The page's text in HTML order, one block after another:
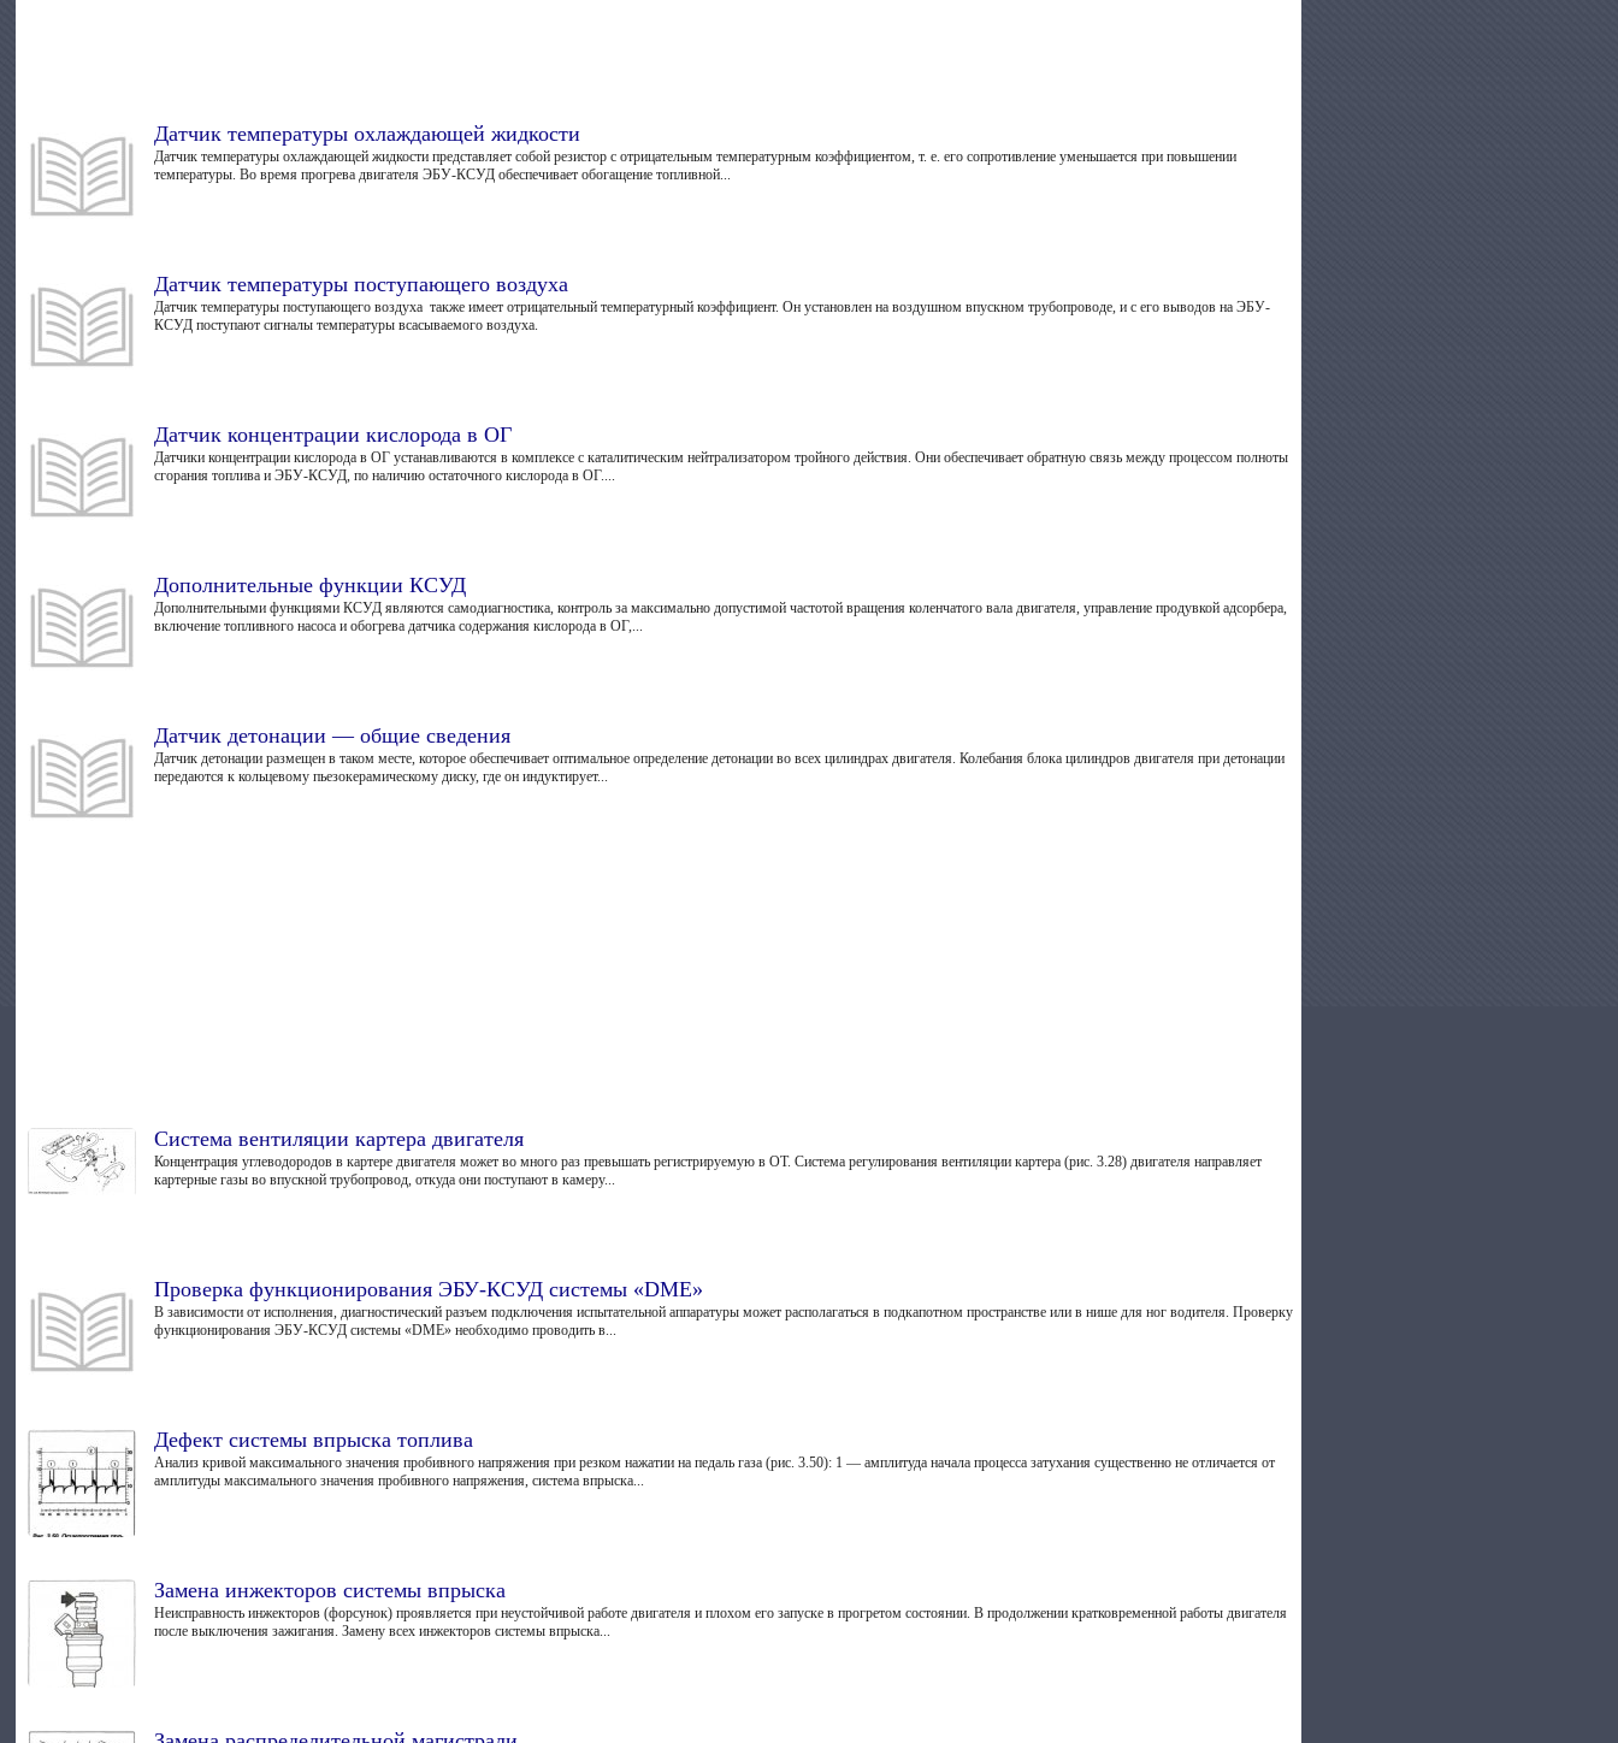
Датчик температуры охлаждающей жидкости
Датчик температуры охлаждающей жидкости представляет собой рези­стор с отрицательным температурным коэффициентом, т. е. его сопротивле­ние уменьшается при повышении
температуры. Во время прогрева двигателя ЭБУ-КСУД обеспечивает обогащение топ­ливной...
Датчик температуры поступающего воздуха
Датчик температуры поступающего воздуха также имеет отрицательный температурный коэффициент. Он установлен на воздушном впускном трубо­проводе, и с его выводов на ЭБУ-
КСУД поступают сигналы темпе­ратуры всасываемого воздуха.
Датчик концентрации кислорода в ОГ
Датчики концентрации кислорода в ОГ устанавливаются в комплексе с ката­литическим нейтрализатором тройного действия. Они обеспечивает обратную связь между процессом полноты
сго­рания топлива и ЭБУ-КСУД, по нали­чию остаточного кислорода в ОГ....
Дополнительные функции КСУД
Дополнительными функциями КСУД являются самодиагностика, контроль за максимально допустимой частотой вращения коленчатого вала двигателя, управление продувкой адсорбера,
включение топливного насоса и обог­рева датчика содержания кислорода в ОГ,...
Датчик детонации — общие сведения
Датчик детонации размещен в таком месте, которое обеспечивает опти­мальное определение детонации во всех цилиндрах двигателя. Колебания блока цилиндров двигателя при дето­нации
передаются к кольцевому пье­зокерамическому диску, где он индук­тирует...
Система вентиляции картера двигателя
Концентрация углеводородов в карте­ре двигателя может во много раз пре­вышать регистрируемую в ОТ. Систе­ма регулирования вентиляции картера (рис. 3.28) двигателя направляет
картерные газы во впускной трубопровод, откуда они поступают в камеру...
Проверка функционирования ЭБУ-КСУД системы «DМЕ»
В зависимости от исполнения, диагно­стический разъем подключения испы­тательной аппаратуры может распола­гаться в подкапотном пространстве или в нише для ног водителя. Провер­ку
функционирования ЭБУ-КСУД систе­мы «DME» необходимо проводить в...
Дефект системы впрыска топлива
Анализ кривой максимального значения пробивного напряжения при резком нажатии на педаль газа (рис. 3.50): 1 — амплитуда начала процесса затухания существенно не отличается от
амплитуды максимального значения пробивного напряжения, система впрыска...
Замена инжекторов системы впрыска
Неисправность инжекторов (форсунок) проявляется при неустойчивой работе двигателя и плохом его запуске в про­гретом состоянии. В продолжении кратковременной работы двигателя
после выключения зажигания. Замену всех инжекторов системы впрыска...